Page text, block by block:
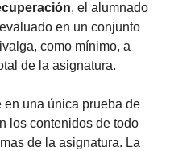
, el alumnado
en un conjunto
como mínimo, a
de la asignatura.
en una única prueba de
los contenidos de todo
de la asignatura. La